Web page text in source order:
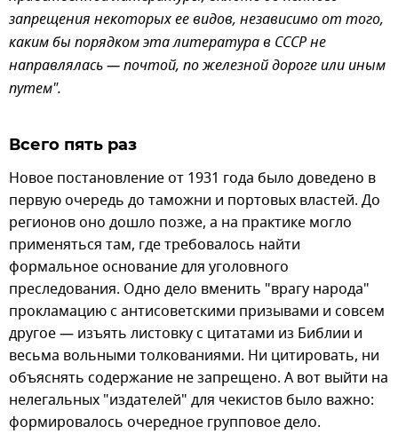
запрещения некоторых ее видов, независимо от того,
каким бы порядком эта литература в СССР не
направлялась — почтой, по железной дороге или иным
путем".
Всего пять раз
Новое постановление от 1931 года было доведено в
первую очередь до таможни и портовых властей. До
регионов оно дошло позже, а на практике могло
применяться там, где требовалось найти
формальное основание для уголовного
преследования. Одно дело вменить "врагу народа"
прокламацию с антисоветскими призывами и совсем
другое — изъять листовку с цитатами из Библии и
весьма вольными толкованиями. Ни цитировать, ни
объяснять содержание не запрещено. А вот выйти на
нелегальных "издателей" для чекистов было важно:
формировалось очередное групповое дело.